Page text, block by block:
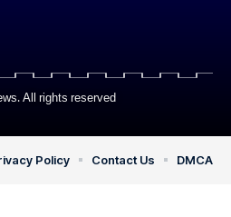
All rights reserved
Policy Contact Us DMCA